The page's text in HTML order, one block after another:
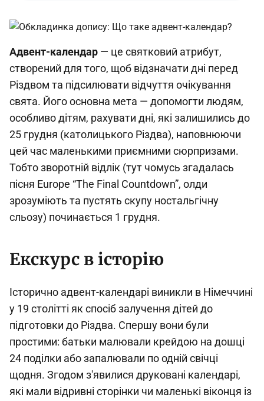
Адвент-календар — це святковий атрибут,
створений для того, щоб відзначати дні перед
Різдвом та підсилювати відчуття очікування
свята. Його основна мета — допомогти людям,
особливо дітям, рахувати дні, які залишились до
25 грудня (католицького Різдва), наповнюючи
цей час маленькими приємними сюрпризами.
Тобто зворотній відлік (тут чомусь згадалась
пісня Europe “The Final Countdown”, олди
зрозуміють та пустять скупу ностальгічну
сльозу) починається 1 грудня.
Екскурс в історію
Історично адвент-календарі виникли в Німеччині
у 19 столітті як спосіб залучення дітей до
підготовки до Різдва. Спершу вони були
простими: батьки малювали крейдою на дошці
24 поділки або запалювали по одній свічці
щодня. Згодом з'явилися друковані календарі,
які мали відривні сторінки чи маленькі віконця із